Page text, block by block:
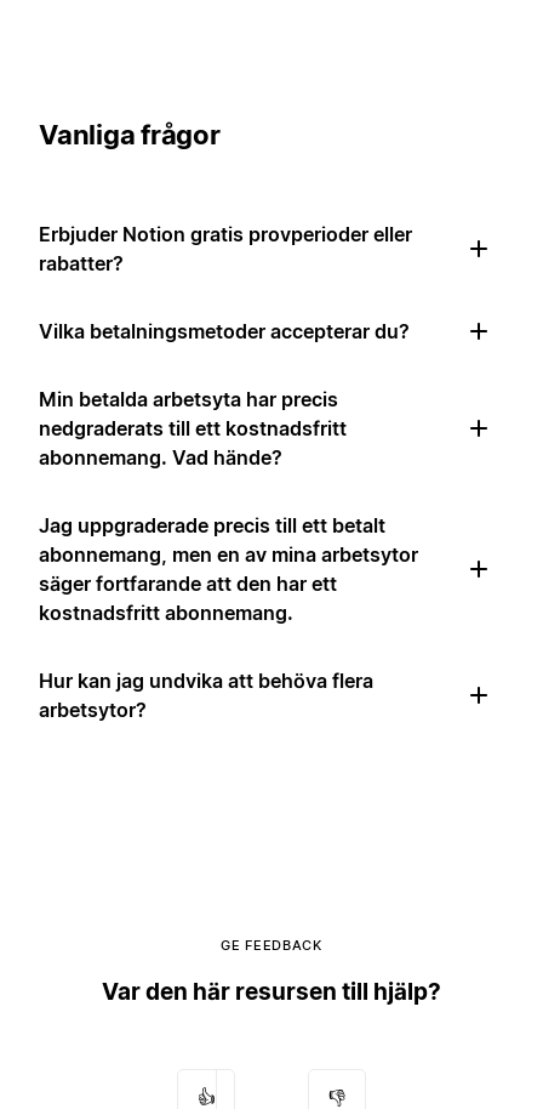
Vanliga frågor
Erbjuder Notion gratis provperioder eller
rabatter?
Vilka betalningsmetoder accepterar du?
Min betalda arbetsyta har precis
nedgraderats till ett kostnadsfritt
abonnemang. Vad hände?
Jag uppgraderade precis till ett betalt
abonnemang, men en av mina arbetsytor
säger fortfarande att den har ett
kostnadsfritt abonnemang.
Hur kan jag undvika att behöva flera
arbetsytor?
GE FEEDBACK
Var den här resursen till hjälp?
👍 👎